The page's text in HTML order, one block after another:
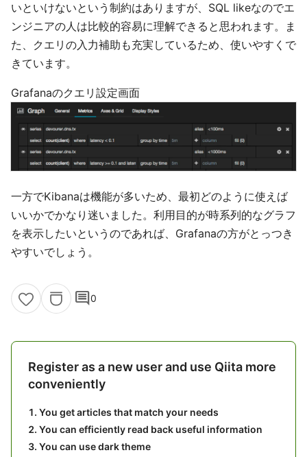
いといけないという制約はありますが、SQL likeなのでエ
ンジニアの人は比較的容易に理解できると思われます。ま
た、クエリの入力補助も充実しているため、使いやすくで
きています。
Grafanaのクエリ設定画面
一方でKibanaは機能が多いため、最初どのように使えば
いいかでかなり迷いました。利用目的が時系列的なグラフ
を表示したいというのであれば、Grafanaの方がとっつき
やすいでしょう。
comment0
Register as a new user and use Qiita more
conveniently
You get articles that match your needs
You can efficiently read back useful information
You can use dark theme